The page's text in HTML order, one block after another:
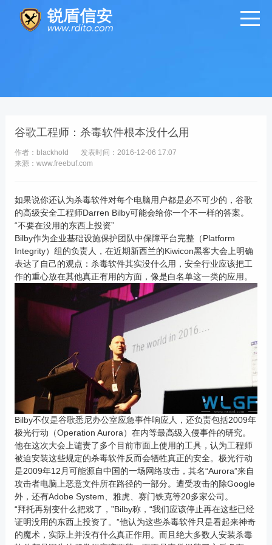
谷歌工程师：杀毒软件根本没什么用
作者：blackhold
发表时间：2016-12-06 17:07
来源：www.freebuf.com
如果说你还认为杀毒软件对每个电脑用户都是必不可少的，谷歌
的高级安全工程师Darren Bilby可能会给你一个不一样的答案。
“不要在没用的东西上投资”
Bilby作为企业基础设施保护团队中保障平台完整（Platform
Integrity）组的负责人，在近期新西兰的Kiwicon黑客大会上明确
表达了自己的观点：杀毒软件其实没什么用，安全行业应该把工
作的重心放在其他真正有用的方面，像是白名单这一类的应用。
Bilby不仅是谷歌悉尼办公室应急事件响应人，还负责包括2009年
极光行动（Operation Aurora）在内等最高级入侵事件的研究。
他在这次大会上谴责了多个目前市面上使用的工具，认为工程师
被迫安装这些规定的杀毒软件反而会牺牲真正的安全。极光行动
是2009年12月可能源自中国的一场网络攻击，其名“Aurora”来自
攻击者电脑上恶意文件所在路径的一部分。遭受攻击的除Google
外，还有Adobe System、雅虎、赛门铁克等20多家公司。
“拜托再别变什么把戏了，”Bilby称，“我们应该停止再在这些已经
证明没用的东西上投资了。”他认为这些杀毒软件只是看起来神奇
的魔术，实际上并没有什么真正作用。而且绝大多数人安装杀毒